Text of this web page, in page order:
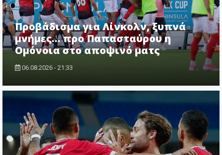
Προβάδισμα για Λίνκολν, ξυπνά
μνήμες... προ Παπασταύρου η
Ομόνοια στο αποψινό ματς
06.08.2026 - 21:33